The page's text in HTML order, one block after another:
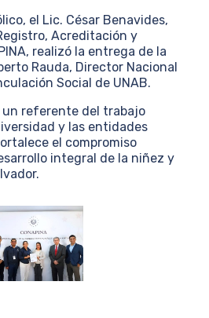
el Lic. César Benavides,
Acreditación y
realizó la entrega de la
Rauda, Director Nacional
Social de UNAB.
un referente del trabajo
y las entidades
el compromiso
integral de la niñez y